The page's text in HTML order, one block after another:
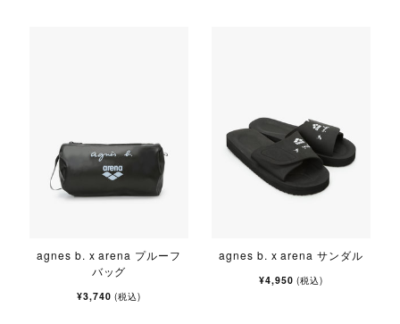
agnes b. x arena プルーフ
バッグ
¥3,740(税込)
agnes b. x arena サンダル
¥4,950(税込)